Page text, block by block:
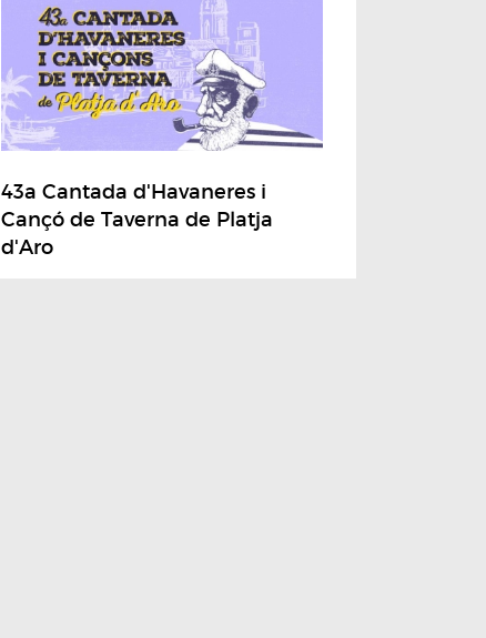
43a Cantada d'Havaneres i
Cançó de Taverna de Platja
d'Aro